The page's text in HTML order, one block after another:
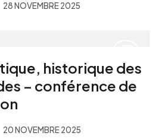
28 NOVEMBRE 2025
historique des
– conférence de
20 NOVEMBRE 2025